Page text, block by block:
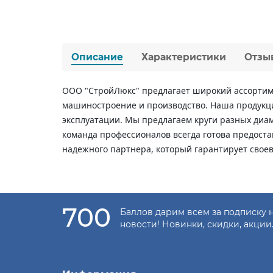
Описание Характеристики
ООО "СтройЛюкс" предлагает широкий
машиностроение и производство. Наша
эксплуатации. Мы предлагаем круги разных
команда профессионалов всегда готова
надежного партнера, который гарантирует
700
Баллов дарим всем за подписку
новости! Новинки, скидки, акции.